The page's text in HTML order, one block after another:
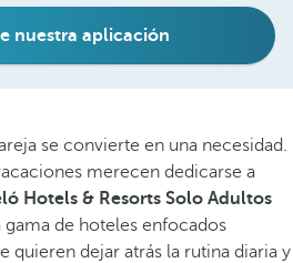
nuestra aplicación
se convierte en una necesidad.
merecen dedicarse a
Hotels & Resorts Solo Adultos
de hoteles enfocados
quieren dejar atrás la rutina diaria y